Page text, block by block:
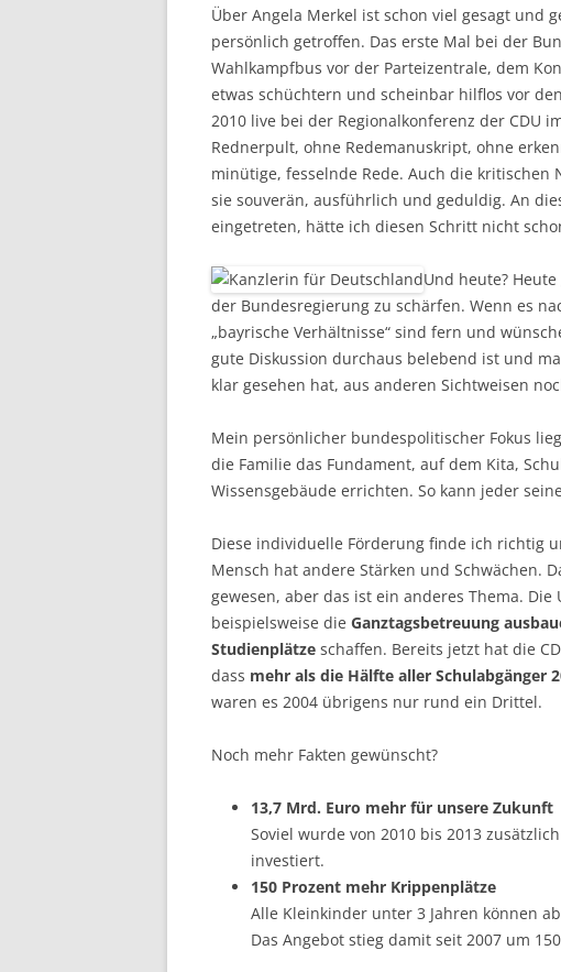
Über Angela Merkel ist schon viel gesagt und
persönlich getroffen. Das erste Mal bei der
Wahlkampfbus vor der Parteizentrale, dem
etwas schüchtern und scheinbar hilflos vor
2010 live bei der Regionalkonferenz der CDU
Rednerpult, ohne Redemanuskript, ohne
minütige, fesselnde Rede. Auch die
sie souverän, ausführlich und geduldig. An
eingetreten, hätte ich diesen Schritt nicht
Und heute?
der Bundesregierung zu schärfen. Wenn es
„bayrische Verhältnisse“ sind fern und
gute Diskussion durchaus belebend ist und
klar gesehen hat, aus anderen Sichtweisen
Mein persönlicher bundespolitischer Fokus
die Familie das Fundament, auf dem Kita,
Wissensgebäude errichten. So kann jeder
Diese individuelle Förderung finde ich richtig
Mensch hat andere Stärken und Schwächen.
gewesen, aber das ist ein anderes Thema.
beispielsweise die Ganztagsbetreuung
Studienplätze schaffen. Bereits jetzt hat die
dass mehr als die Hälfte aller Schulabgänger
waren es 2004 übrigens nur rund ein Drittel.
Noch mehr Fakten gewünscht?
13,7 Mrd. Euro mehr für unsere Zukunft
Soviel wurde von 2010 bis 2013
investiert.
150 Prozent mehr Krippenplätze
Alle Kleinkinder unter 3 Jahren können
Das Angebot stieg damit seit 2007 um